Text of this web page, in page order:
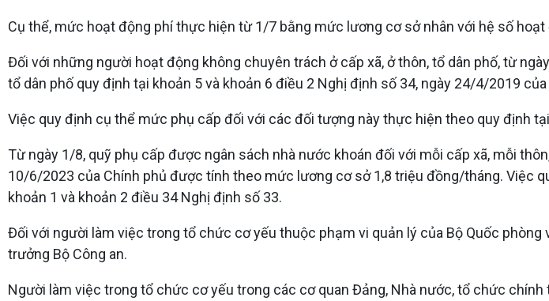
Cụ thể, mức hoạt động phí thực hiện từ 1/7 bằng mức lương cơ sở nhân với hệ số
Đối với những người hoạt động không chuyên trách ở cấp xã, ở thôn, tổ dân phố, từ
tổ dân phố quy định tại khoản 5 và khoản 6 điều 2 Nghị định số 34, ngày 24/4/2019
Việc quy định cụ thể mức phụ cấp đối với các đối tượng này thực hiện theo quy định
Từ ngày 1/8, quỹ phụ cấp được ngân sách nhà nước khoán đối với mỗi cấp xã, mỗi
10/6/2023 của Chính phủ được tính theo mức lương cơ sở 1,8 triệu đồng/tháng. Việc
khoản 1 và khoản 2 điều 34 Nghị định số 33.
Đối với người làm việc trong tổ chức cơ yếu thuộc phạm vi quản lý của Bộ Quốc
trưởng Bộ Công an.
Người làm việc trong tổ chức cơ yếu trong các cơ quan Đảng, Nhà nước, tổ chức